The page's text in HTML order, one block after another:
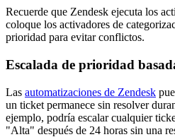
Recuerde que Zendesk ejecuta los
coloque los activadores de
prioridad para evitar conflictos.
Escalada de prioridad
Las automatizaciones de Zendesk
un ticket permanece sin resolver
ejemplo, podría escalar cualquier
"Alta" después de 24 horas sin una